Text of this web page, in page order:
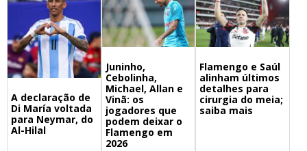
A declaração de
Di María voltada
para Neymar, do
Al-Hilal
Juninho,
Cebolinha,
Michael, Allan e
Vinã: os
jogadores que
podem deixar o
Flamengo em
2026
Flamengo e Saúl
alinham últimos
detalhes para
cirurgia do meia;
saiba mais